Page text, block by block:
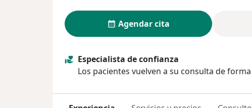
Agendar cita
Especialista de confianza
Los pacientes vuelven a su consulta de